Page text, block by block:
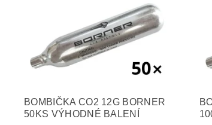
BOMBIČKA CO2 12G BORNER
50KS VÝHODNÉ BALENÍ